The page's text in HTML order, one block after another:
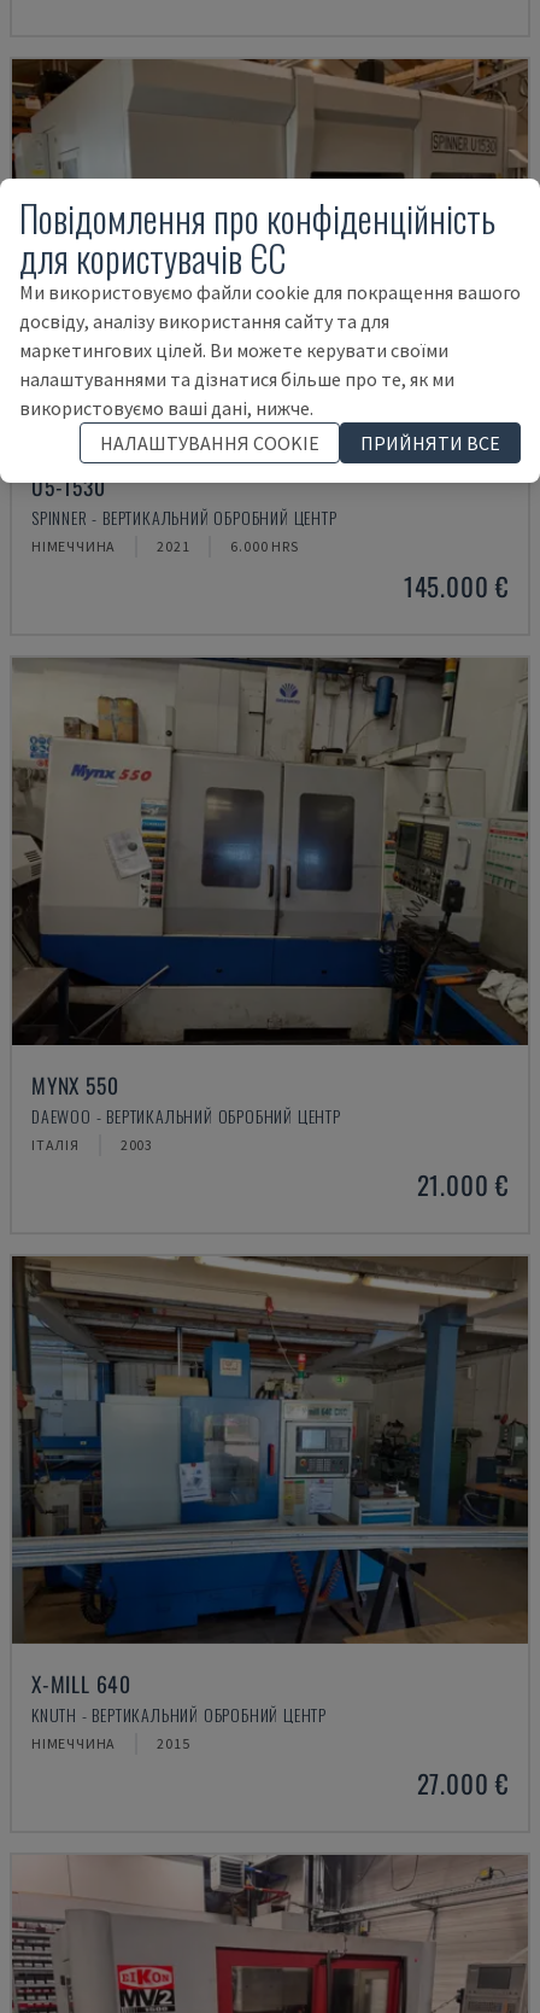
U5-1530
SPINNER - ВЕРТИКАЛЬНИЙ ОБРОБНИЙ ЦЕНТР
НІМЕЧЧИНА 2021 6.000 HRS
145.000 €
MYNX 550
DAEWOO - ВЕРТИКАЛЬНИЙ ОБРОБНИЙ ЦЕНТР
ІТАЛІЯ 2003
21.000 €
X-MILL 640
KNUTH - ВЕРТИКАЛЬНИЙ ОБРОБНИЙ ЦЕНТР
НІМЕЧЧИНА 2015
27.000 €
Повідомлення про конфіденційність
для користувачів ЄС
Ми використовуємо файли cookie для покращення вашого
досвіду, аналізу використання сайту та для
маркетингових цілей. Ви можете керувати своїми
налаштуваннями та дізнатися більше про те, як ми
використовуємо ваші дані, нижче.
НАЛАШТУВАННЯ COOKIE
ПРИЙНЯТИ ВСЕ